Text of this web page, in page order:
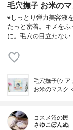
毛穴撫子 お米のマ
◉しっとり弾力美容液
たっと密着。キメを
に。毛穴の目立たな
毛穴撫子(ケア
お米のマスク
コスメ沼の民
さゆこぽんぬ